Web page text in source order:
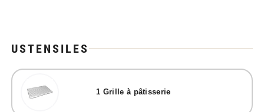
USTENSILES
1 Grille à pâtisserie